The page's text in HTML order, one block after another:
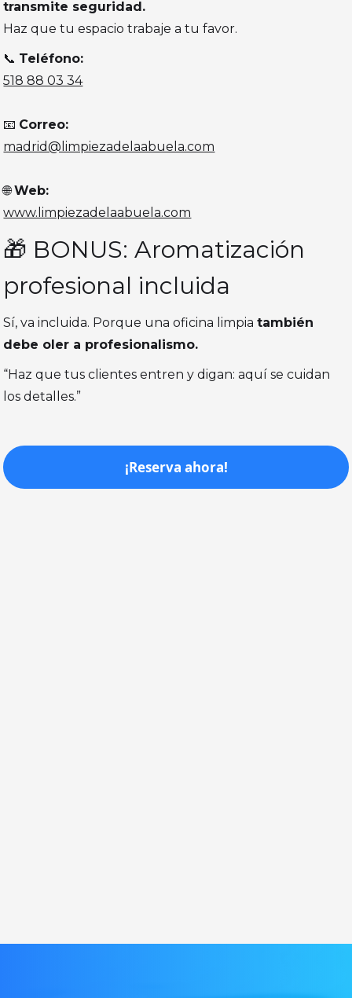
transmite seguridad.
Haz que tu espacio trabaje a tu favor.
📞 Teléfono:
518 88 03 34
📧 Correo:
madrid@limpiezadelaabuela.com
🌐Web:
www.limpiezadelaabuela.com
🎁 BONUS: Aromatización
profesional incluida
Sí, va incluida. Porque una oficina limpiatambién
debe oler a profesionalismo.
“Haz que tus clientes entren y digan: aquí se cuidan
los detalles.”
¡Reserva ahora!